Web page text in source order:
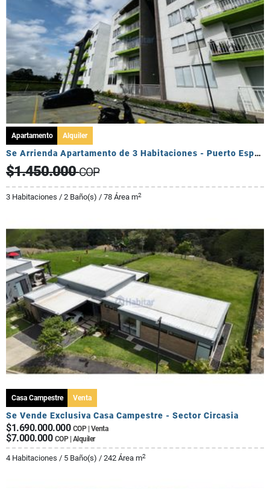
Apartamento Alquiler
Se Arrienda Apartamento de 3 Habitaciones - Puerto Espejo
$1.450.000COP
3 Habitaciones / 2 Baño(s) / 78 Área m2
Casa Campestre Venta
Se Vende Exclusiva Casa Campestre - Sector Circasia
$1.690.000.000 COP | Venta
$7.000.000 COP | Alquiler
4 Habitaciones / 5 Baño(s) / 242 Área m2